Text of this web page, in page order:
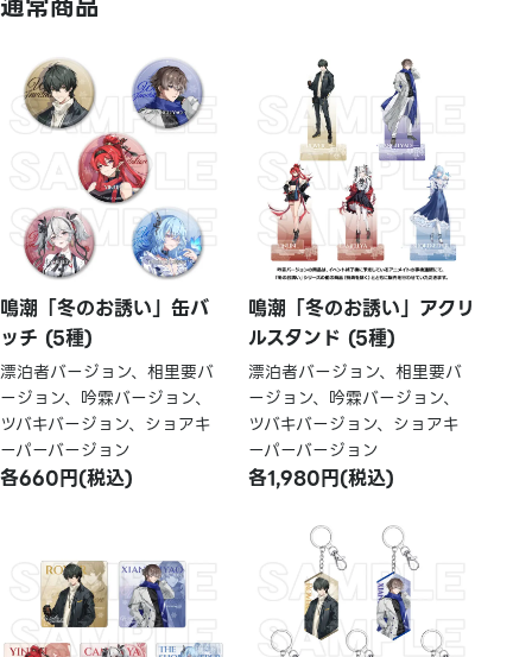
鳴潮「冬のお誘い」缶バ
ッチ (5種)
漂泊者バージョン、相里要バ
ージョン、吟霖バージョン、
ツバキバージョン、ショアキ
ーパーバージョン
各660円(税込)
鳴潮「冬のお誘い」アクリ
ルスタンド (5種)
漂泊者バージョン、相里要バ
ージョン、吟霖バージョン、
ツバキバージョン、ショアキ
ーパーバージョン
各1,980円(税込)